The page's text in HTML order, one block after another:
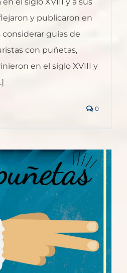
el siglo XVIII y a sus
y publicaron en
guías de
con puñetas,
en el siglo XVIII y
0